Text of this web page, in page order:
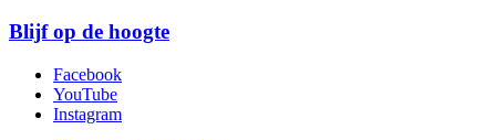
Blijf op de hoogte
Facebook
YouTube
Instagram